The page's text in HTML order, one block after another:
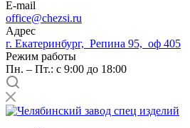
E-mail
office@chezsi.ru
Адрес
г. Екатеринбург, Репина 95, оф 405
Режим работы
Пн. – Пт.: с 9:00 до 18:00